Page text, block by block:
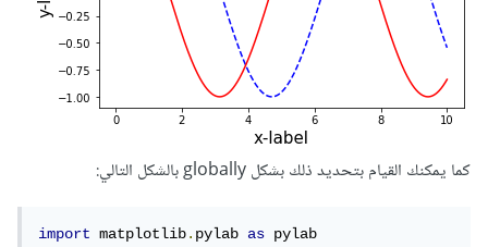
كما يمكنك القيام بتحديد ذلك بشكل globally بالشكل التالي:
import matplotlib.pylab as pylab